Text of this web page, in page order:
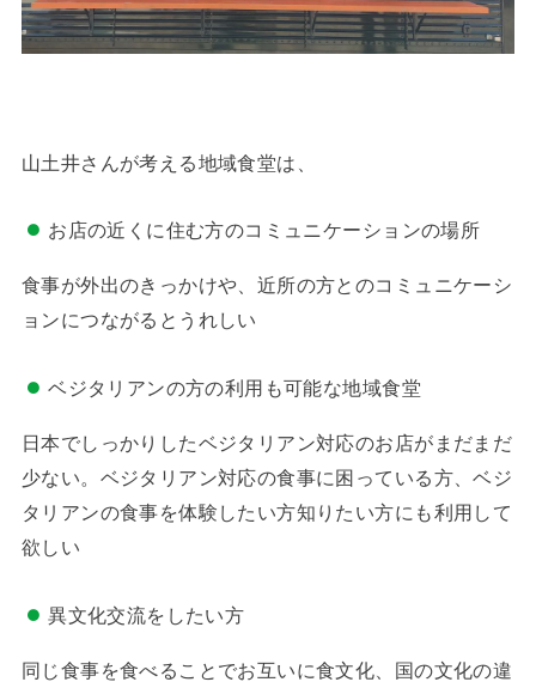
山土井さんが考える地域食堂は、
お店の近くに住む方のコミュニケーションの場所
食事が外出のきっかけや、近所の方とのコミュニケーシ
ョンにつながるとうれしい
ベジタリアンの方の利用も可能な地域食堂
日本でしっかりしたベジタリアン対応のお店がまだまだ
少ない。ベジタリアン対応の食事に困っている方、ベジ
タリアンの食事を体験したい方知りたい方にも利用して
欲しい
異文化交流をしたい方
同じ食事を食べることでお互いに食文化、国の文化の違